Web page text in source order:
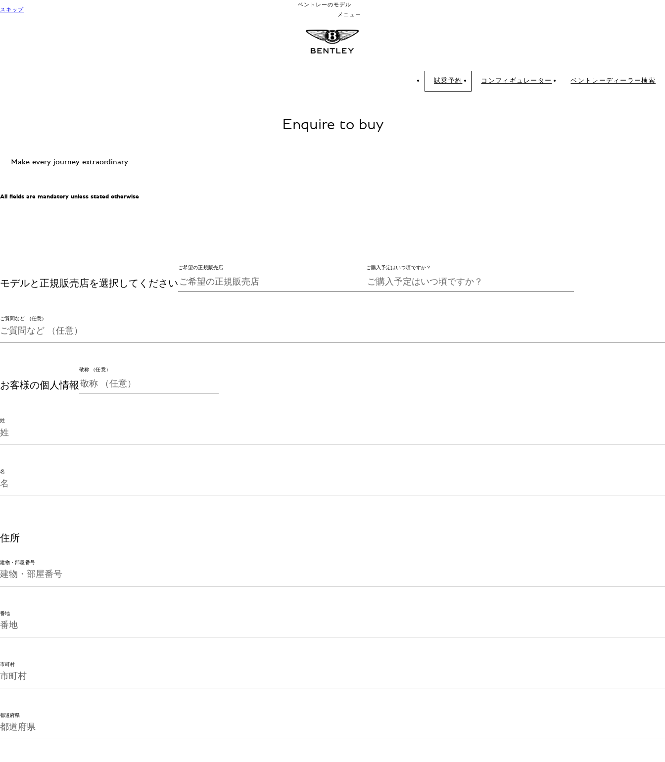
スキップ
ベントレーのモデル
メニュー
試乗予約 コンフィギュレーター ベントレーディーラー検索
Enquire to buy
Make every journey extraordinary
All fields are mandatory unless stated otherwise
モデルと正規販売店を選択してください
ご希望の正規販売店 ご購入予定はいつ頃ですか？
ご質問など （任意）
お客様の個人情報
敬称 （任意）
姓
名
住所
建物・部屋番号
番地
市町村
都道府県